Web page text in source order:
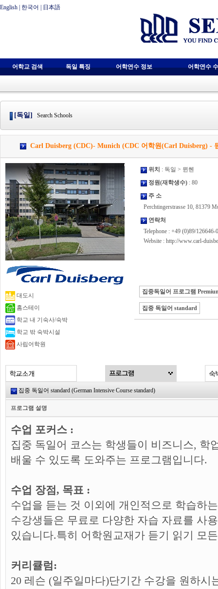
English 한국어 日本語
어학교 검색 독일 특징 어학연수 정보 어학연수
[독일] Search Schools
Carl Duisberg (CDC)- Munich (CDC 어학원(Carl Duisberg) -
대도시
홈스테이
학교 내 기숙사/숙박
학교 밖 숙박시설
사립어학원
위치 : 독일 > 뮌헨
정원(재학생수) : 80
주 소
Perchtingerstrasse 10, 81379
연락처
Telephone : +49 (0)89/126646-0
Website : http://www.carl-
집중독일어 프로그램
집중 독일어 standard
집중 독일어 standard (German Intensive Course standard)
프로그램 설명
수업 포커스 :
집중 독일어 코스는 학생들이 비즈니스,
배울 수 있도록 도와주는 프로그램입니다.
수업 장점, 목표 :
수업을 듣는 것 이외에 개인적으로 학습하
수강생들은 무료로 다양한 자습 자료를 사
있습니다.특히 어학원교재가 듣기 읽기 모
커리큘럼:
20 레슨 (일주일마다)단기간 수강을 원하